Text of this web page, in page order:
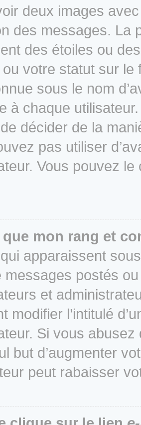
deux images
des messages. La
des étoiles ou
votre statut sur
sous le nom
à chaque utilisateur.
décider de la
pas utiliser
Vous pouvez
que mon rang et
apparaissent
messages postés
et
modifier l’intitulé
Si vous
but d’augmenter
peut rabaisser